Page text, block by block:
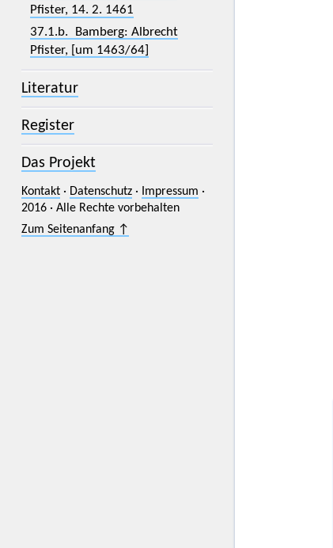
Pfister, 14. 2. 1461
37.1.b. Bamberg: Albrecht
Pfister, [um 1463/64]
Literatur
Register
Das Projekt
Kontakt· Datenschutz· Impressum ·
2016 · Alle Rechte vorbehalten
Zum Seitenanfang ↑